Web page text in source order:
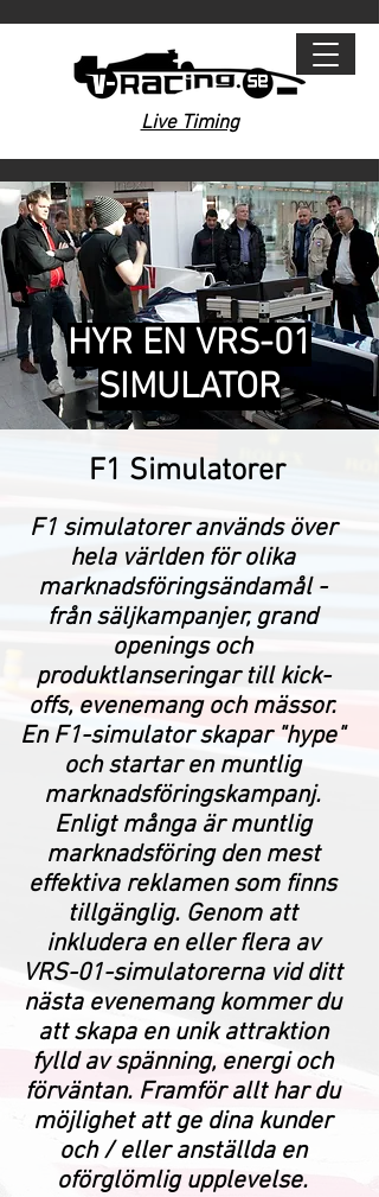
Live Timing
HYR EN VRS-01
SIMULATOR
F1 Simulatorer
F1 simulatorer används över
hela världen för olika
marknadsföringsändamål -
från säljkampanjer, grand
openings och
produktlanseringar till kick-
offs, evenemang och mässor.
En F1-simulator skapar "hype"
och startar en muntlig
marknadsföringskampanj.
Enligt många är muntlig
marknadsföring den mest
effektiva reklamen som finns
tillgänglig. Genom att
inkludera en eller flera av
VRS-01-simulatorerna vid ditt
nästa evenemang kommer du
att skapa en unik attraktion
fylld av spänning, energi och
förväntan. Framför allt har du
möjlighet att ge dina kunder
och / eller anställda en
oförglömlig upplevelse.